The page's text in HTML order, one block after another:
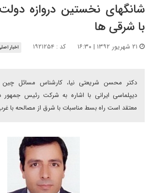
شانگهای نخستین دروازه دولت
با شرقی ها
کد : ۱۹۲۱۲۵۴ اخبار
دکتر محسن شریعتی نیا، کارشناس مسائل چین
دیپلماسی ایرانی با اشاره به شرکت رئیس جمهور
معتقد است راه بسط مناسبات با شرق از مصالحه با